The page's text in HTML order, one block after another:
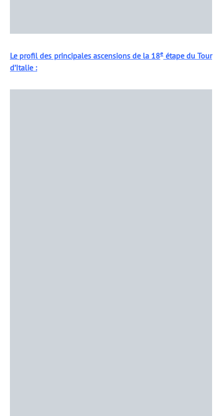
Le profil des principales ascensions de la 18eétape du Tour
d’Italie :